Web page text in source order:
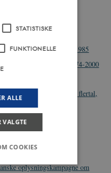
ca. 1970-1985
Atomkraft (OOA), 1974-2000
sikkerhedspolitiske flertal,
1985
oplysningskampagne om
STATISTISKE
FUNKTIONELLE
ALLE
VALGTE
COOKIES